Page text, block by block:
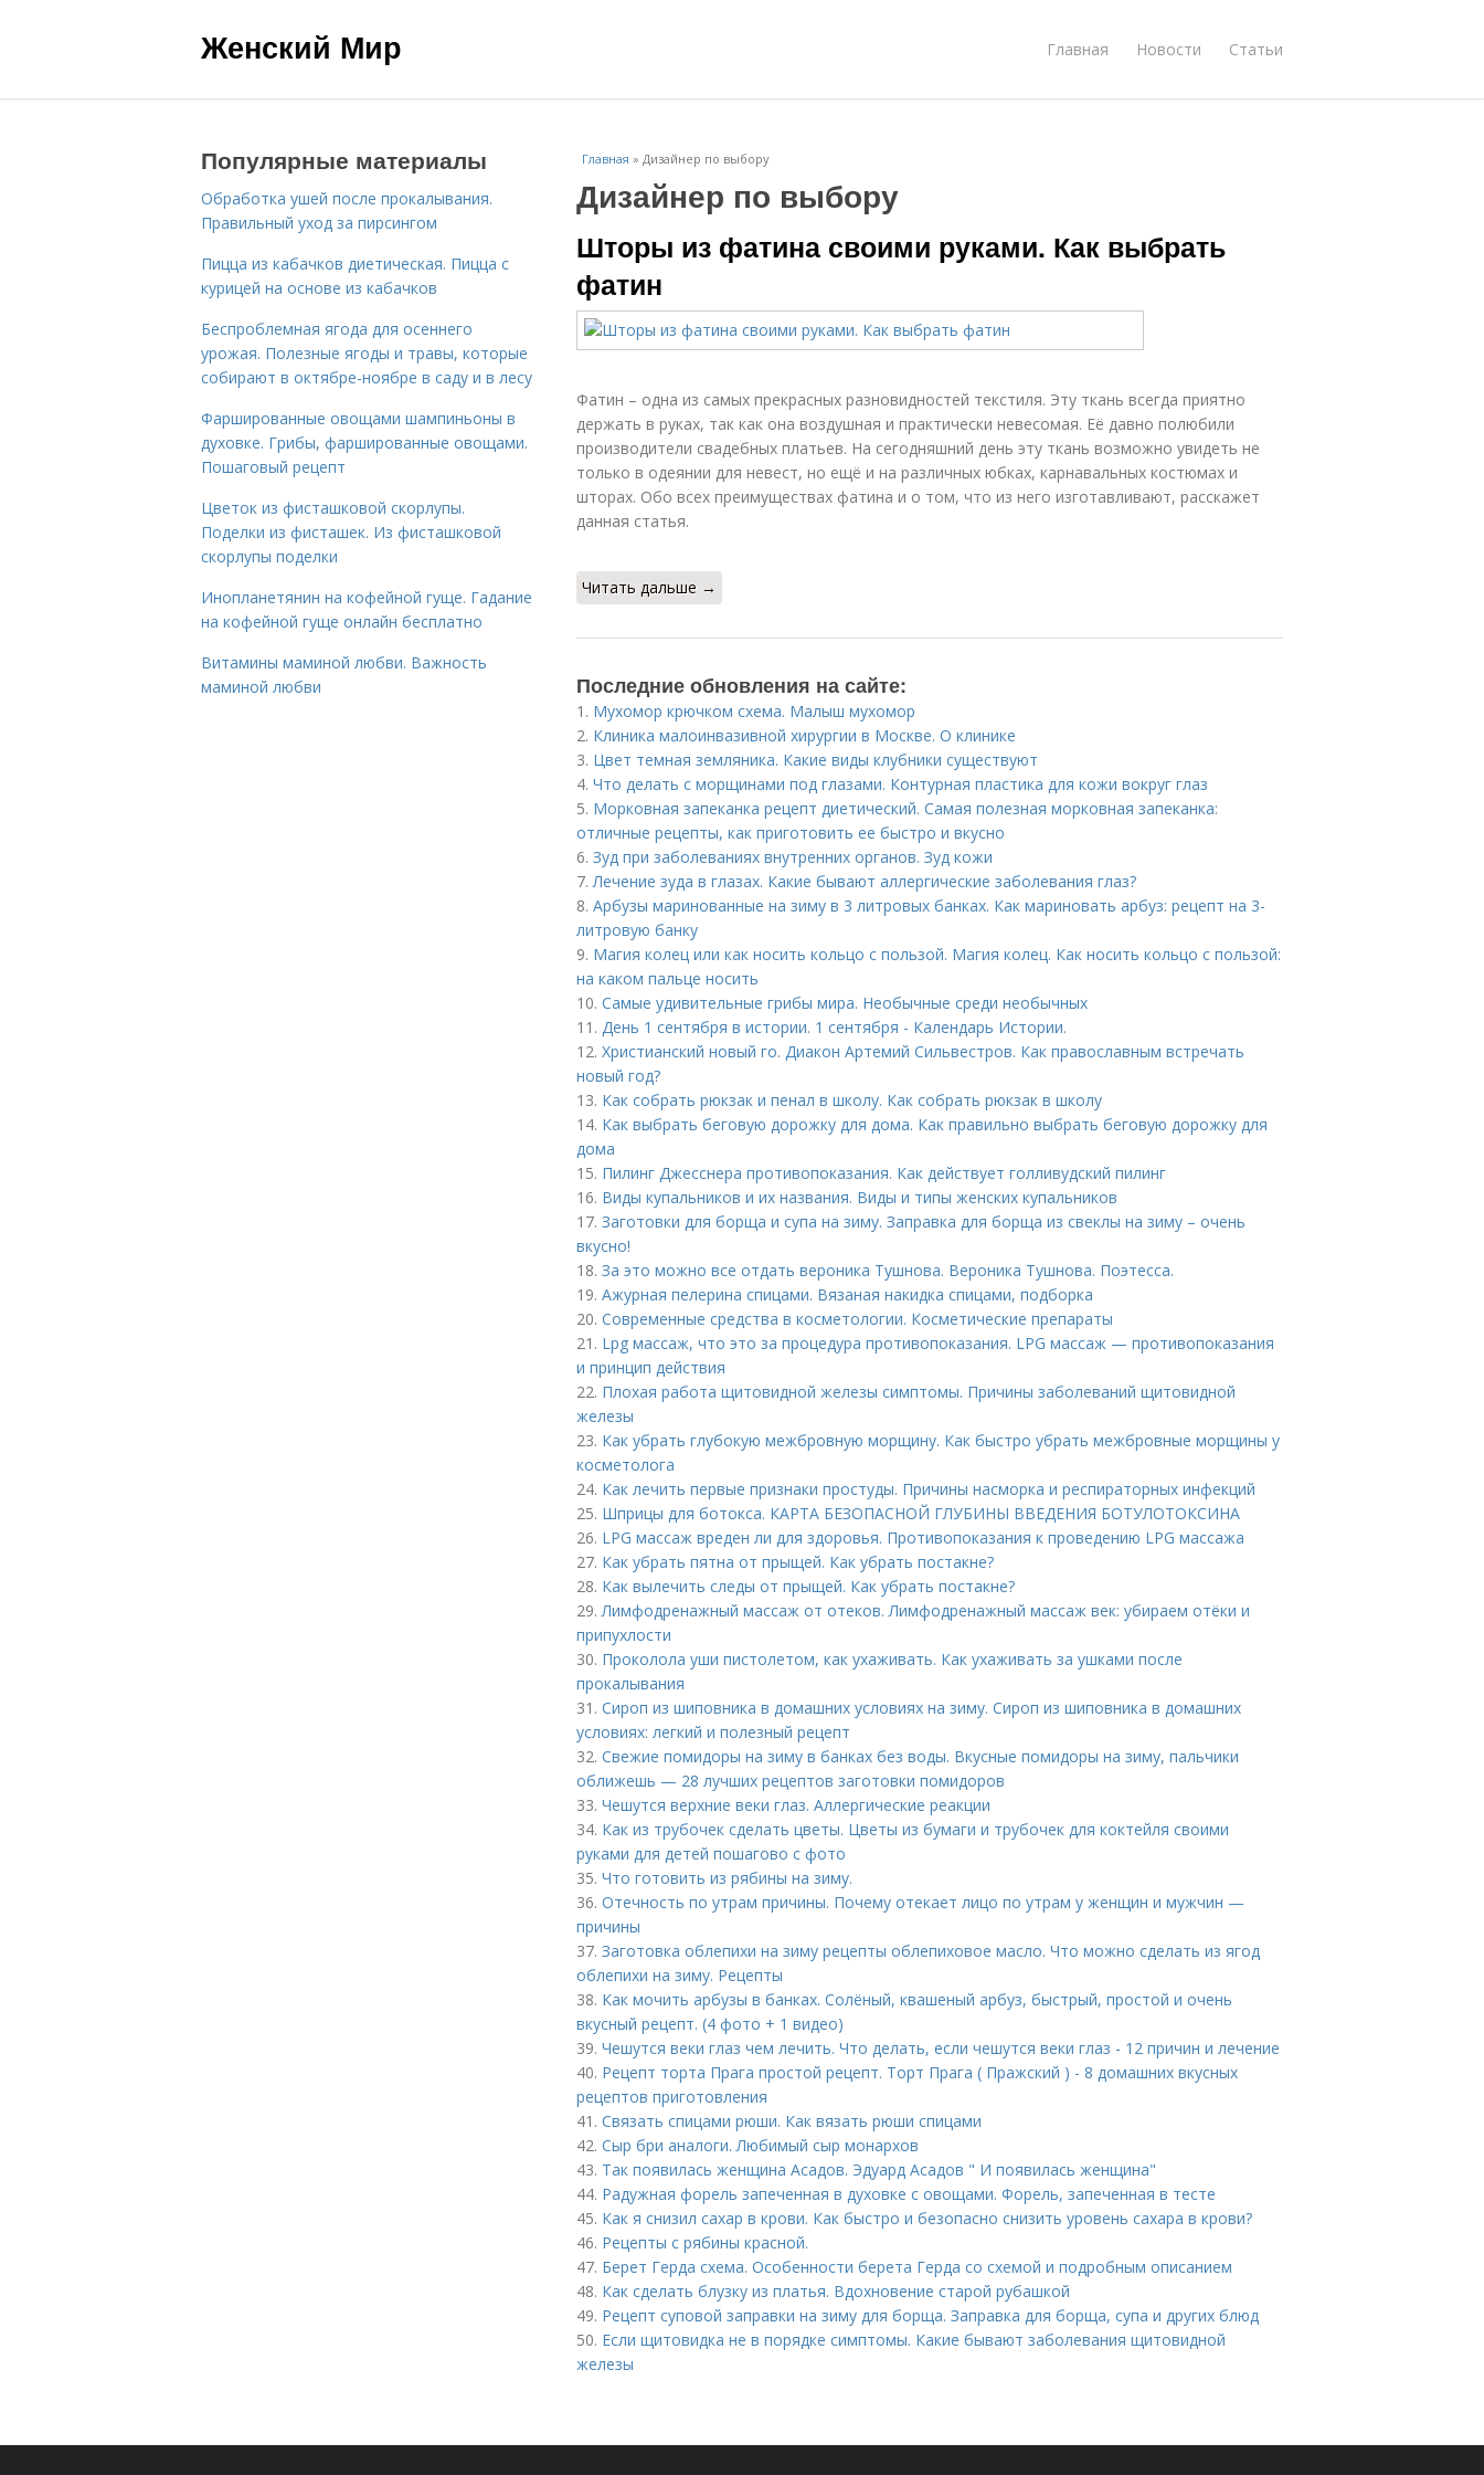
Женский Мир Главная Новости Статьи
Главная » Дизайнер по выбору
Дизайнер по выбору
Шторы из фатина своими руками. Как выбрать
фатин
Фатин – одна из самых прекрасных разновидностей текстиля. Эту ткань всегда приятно
держать в руках, так как она воздушная и практически невесомая. Её давно полюбили
производители свадебных платьев. На сегодняшний день эту ткань возможно увидеть не
только в одеянии для невест, но ещё и на различных юбках, карнавальных костюмах и
шторах. Обо всех преимуществах фатина и о том, что из него изготавливают, расскажет
данная статья.
Читать дальше →
Последние обновления на сайте:
1. Мухомор крючком схема. Малыш мухомор
2. Клиника малоинвазивной хирургии в Москве. О клинике
3. Цвет темная земляника. Какие виды клубники существуют
4. Что делать с морщинами под глазами. Контурная пластика для кожи вокруг глаз
5. Морковная запеканка рецепт диетический. Самая полезная морковная запеканка:
отличные рецепты, как приготовить ее быстро и вкусно
6. Зуд при заболеваниях внутренних органов. Зуд кожи
7.Лечение зуда в глазах. Какие бывают аллергические заболевания глаз?
8. Арбузы маринованные на зиму в 3 литровых банках. Как мариновать арбуз: рецепт на 3-
литровую банку
9. Магия колец или как носить кольцо с пользой. Магия колец. Как носить кольцо с пользой:
на каком пальце носить
10. Самые удивительные грибы мира. Необычные среди необычных
11. День 1 сентября в истории. 1 сентября - Календарь Истории.
12. Христианский новый го. Диакон Артемий Сильвестров. Как православным встречать
новый год?
13. Как собрать рюкзак и пенал в школу. Как собрать рюкзак в школу
14. Как выбрать беговую дорожку для дома. Как правильно выбрать беговую дорожку для
дома
15. Пилинг Джесснера противопоказания. Как действует голливудский пилинг
16. Виды купальников и их названия. Виды и типы женских купальников
17. Заготовки для борща и супа на зиму. Заправка для борща из свеклы на зиму – очень
вкусно!
18. За это можно все отдать вероника Тушнова. Вероника Тушнова. Поэтесса.
19. Ажурная пелерина спицами. Вязаная накидка спицами, подборка
20. Современные средства в косметологии. Косметические препараты
21. Lpg массаж, что это за процедура противопоказания. LPG массаж — противопоказания
и принцип действия
22. Плохая работа щитовидной железы симптомы. Причины заболеваний щитовидной
железы
23. Как убрать глубокую межбровную морщину. Как быстро убрать межбровные морщины у
косметолога
24. Как лечить первые признаки простуды. Причины насморка и респираторных инфекций
25. Шприцы для ботокса. КАРТА БЕЗОПАСНОЙ ГЛУБИНЫ ВВЕДЕНИЯ БОТУЛОТОКСИНА
26. LPG массаж вреден ли для здоровья. Противопоказания к проведению LPG массажа
27. Как убрать пятна от прыщей. Как убрать постакне?
28. Как вылечить следы от прыщей. Как убрать постакне?
29.Лимфодренажный массаж от отеков. Лимфодренажный массаж век: убираем отёки и
припухлости
30. Проколола уши пистолетом, как ухаживать. Как ухаживать за ушками после
прокалывания
31. Сироп из шиповника в домашних условиях на зиму. Сироп из шиповника в домашних
условиях: легкий и полезный рецепт
32. Свежие помидоры на зиму в банках без воды. Вкусные помидоры на зиму, пальчики
оближешь — 28 лучших рецептов заготовки помидоров
33. Чешутся верхние веки глаз. Аллергические реакции
34. Как из трубочек сделать цветы. Цветы из бумаги и трубочек для коктейля своими
руками для детей пошагово с фото
35. Что готовить из рябины на зиму.
36. Отечность по утрам причины. Почему отекает лицо по утрам у женщин и мужчин —
причины
37. Заготовка облепихи на зиму рецепты облепиховое масло. Что можно сделать из ягод
облепихи на зиму. Рецепты
38. Как мочить арбузы в банках. Солёный, квашеный арбуз, быстрый, простой и очень
вкусный рецепт. (4 фото + 1 видео)
39. Чешутся веки глаз чем лечить. Что делать, если чешутся веки глаз - 12 причин и лечение
40. Рецепт торта Прага простой рецепт. Торт Прага ( Пражский ) - 8 домашних вкусных
рецептов приготовления
41. Связать спицами рюши. Как вязать рюши спицами
42. Сыр бри аналоги. Любимый сыр монархов
43. Так появилась женщина Асадов. Эдуард Асадов " И появилась женщина"
44. Радужная форель запеченная в духовке с овощами. Форель, запеченная в тесте
45. Как я снизил сахар в крови. Как быстро и безопасно снизить уровень сахара в крови?
46. Рецепты с рябины красной.
47. Берет Герда схема. Особенности берета Герда со схемой и подробным описанием
48. Как сделать блузку из платья. Вдохновение старой рубашкой
49. Рецепт суповой заправки на зиму для борща. Заправка для борща, супа и других блюд
50. Если щитовидка не в порядке симптомы. Какие бывают заболевания щитовидной
железы
Популярные материалы
Обработка ушей после прокалывания.
Правильный уход за пирсингом
Пицца из кабачков диетическая. Пицца с
курицей на основе из кабачков
Беспроблемная ягода для осеннего
урожая. Полезные ягоды и травы, которые
собирают в октябре-ноябре в саду и в лесу
Фаршированные овощами шампиньоны в
духовке. Грибы, фаршированные овощами.
Пошаговый рецепт
Цветок из фисташковой скорлупы.
Поделки из фисташек. Из фисташковой
скорлупы поделки
Инопланетянин на кофейной гуще. Гадание
на кофейной гуще онлайн бесплатно
Витамины маминой любви. Важность
маминой любви